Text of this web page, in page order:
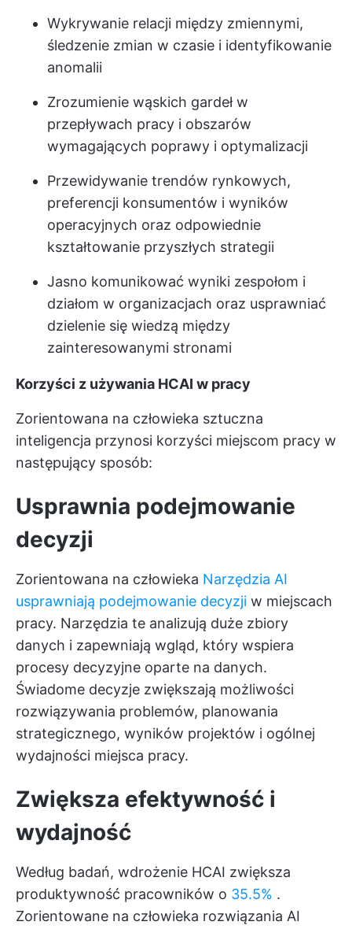
Wykrywanie relacji między zmiennymi,
śledzenie zmian w czasie i identyfikowanie
anomalii
Zrozumienie wąskich gardeł w
przepływach pracy i obszarów
wymagających poprawy i optymalizacji
Przewidywanie trendów rynkowych,
preferencji konsumentów i wyników
operacyjnych oraz odpowiednie
kształtowanie przyszłych strategii
Jasno komunikować wyniki zespołom i
działom w organizacjach oraz usprawniać
dzielenie się wiedzą między
zainteresowanymi stronami
Korzyści z używania HCAI w pracy
Zorientowana na człowieka sztuczna
inteligencja przynosi korzyści miejscom pracy w
następujący sposób:
Usprawnia podejmowanie
decyzji
Zorientowana na człowieka Narzędzia AI
usprawniają podejmowanie decyzji w miejscach
pracy. Narzędzia te analizują duże zbiory
danych i zapewniają wgląd, który wspiera
procesy decyzyjne oparte na danych.
Świadome decyzje zwiększają możliwości
rozwiązywania problemów, planowania
strategicznego, wyników projektów i ogólnej
wydajności miejsca pracy.
Zwiększa efektywność i
wydajność
Według badań, wdrożenie HCAI zwiększa
produktywność pracowników o 35.5% .
Zorientowane na człowieka rozwiązania AI